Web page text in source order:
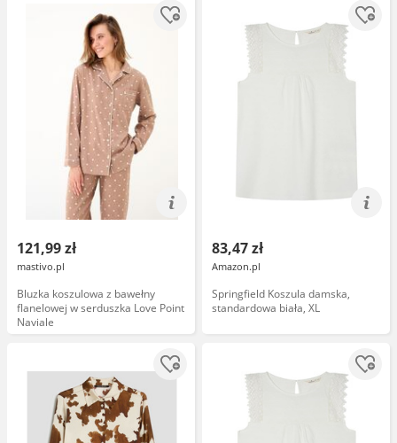
121,99 zł
mastivo.pl
Bluzka koszulowa z bawełny
flanelowej w serduszka Love Point
Naviale
83,47 zł
Amazon.pl
Springfield Koszula damska,
standardowa biała, XL